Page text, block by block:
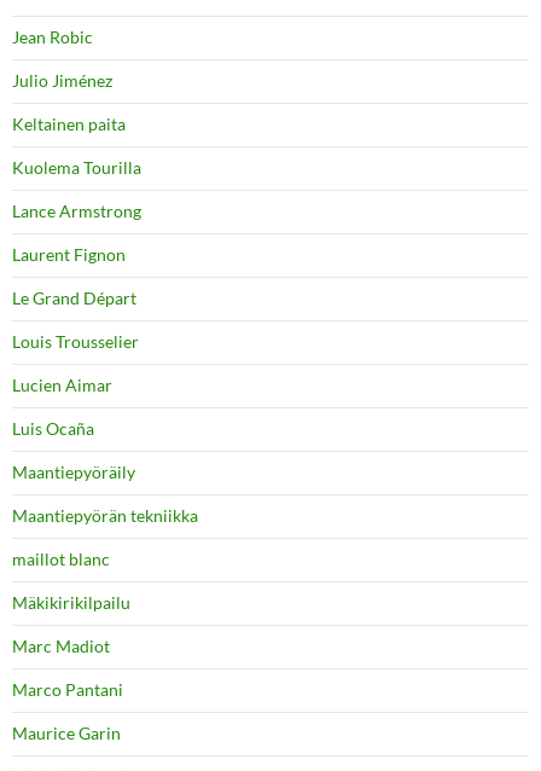
Jean Robic
Julio Jiménez
Keltainen paita
Kuolema Tourilla
Lance Armstrong
Laurent Fignon
Le Grand Départ
Louis Trousselier
Lucien Aimar
Luis Ocaña
Maantiepyöräily
Maantiepyörän tekniikka
maillot blanc
Mäkikirikilpailu
Marc Madiot
Marco Pantani
Maurice Garin